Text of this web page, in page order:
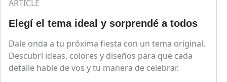
ARTICLE
Elegí el tema ideal y sorprendé a todos
Dale onda a tu próxima fiesta con un tema original.
Descubrí ideas, colores y diseños para que cada
detalle hable de vos y tu manera de celebrar.